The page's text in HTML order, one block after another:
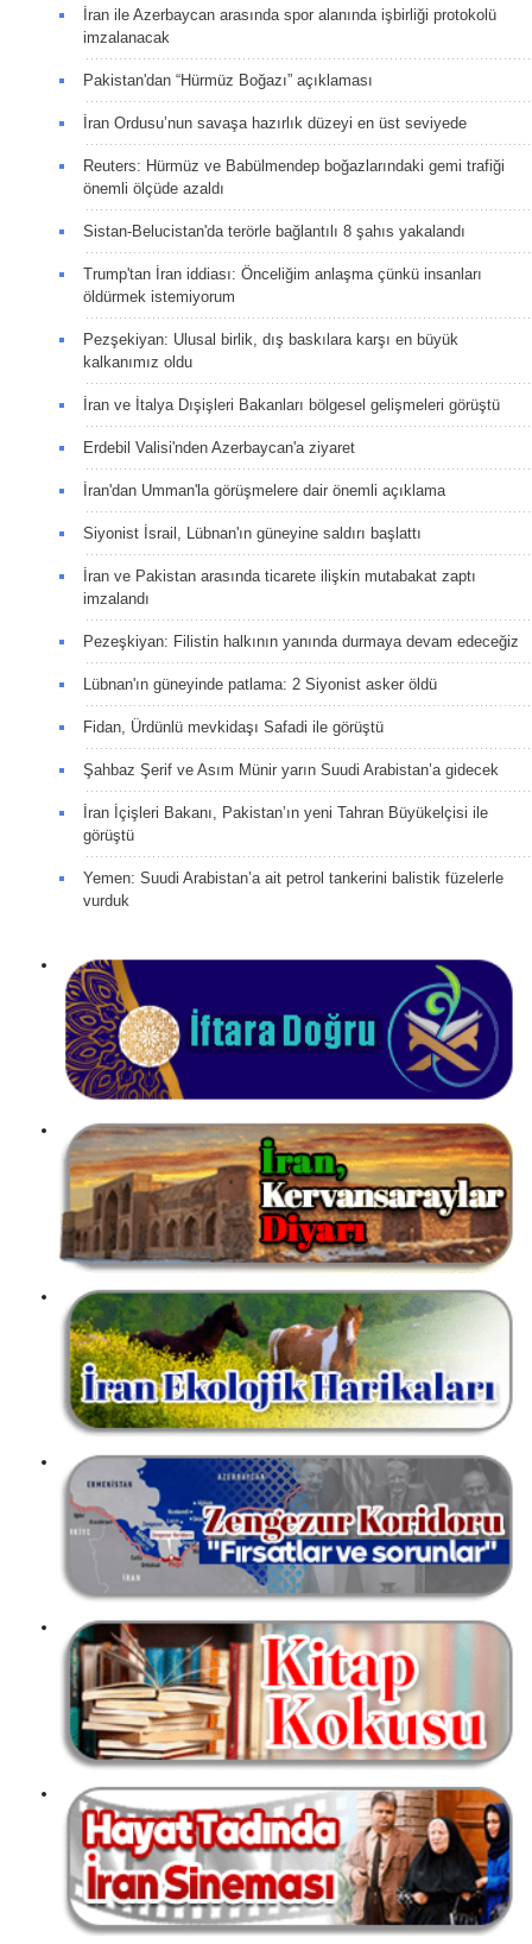
İran ile Azerbaycan arasında spor alanında işbirliği protokolü
imzalanacak
Pakistan'dan “Hürmüz Boğazı” açıklaması
İran Ordusu’nun savaşa hazırlık düzeyi en üst seviyede
Reuters: Hürmüz ve Babülmendep boğazlarındaki gemi trafiği
önemli ölçüde azaldı
Sistan-Belucistan'da terörle bağlantılı 8 şahıs yakalandı
Trump'tan İran iddiası: Önceliğim anlaşma çünkü insanları
öldürmek istemiyorum
Pezşekiyan: Ulusal birlik, dış baskılara karşı en büyük
kalkanımız oldu
İran ve İtalya Dışişleri Bakanları bölgesel gelişmeleri görüştü
Erdebil Valisi'nden Azerbaycan'a ziyaret
İran'dan Umman'la görüşmelere dair önemli açıklama
Siyonist İsrail, Lübnan'ın güneyine saldırı başlattı
İran ve Pakistan arasında ticarete ilişkin mutabakat zaptı
imzalandı
Pezeşkiyan: Filistin halkının yanında durmaya devam edeceğiz
Lübnan'ın güneyinde patlama: 2 Siyonist asker öldü
Fidan, Ürdünlü mevkidaşı Safadi ile görüştü
Şahbaz Şerif ve Asım Münir yarın Suudi Arabistan’a gidecek
İran İçişleri Bakanı, Pakistan’ın yeni Tahran Büyükelçisi ile
görüştü
Yemen: Suudi Arabistan’a ait petrol tankerini balistik füzelerle
vurduk